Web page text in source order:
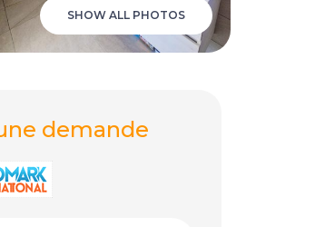
SHOW ALL PHOTOS
demande